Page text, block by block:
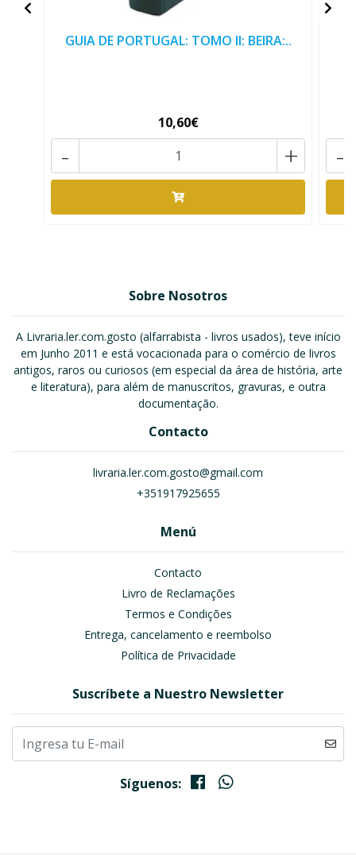
GUIA DE PORTUGAL: TOMO II: BEIRA:..
10,60€
+
- -
Sobre Nosotros
A Livraria.ler.com.gosto (alfarrabista - livros usados), teve início
em Junho 2011 e está vocacionada para o comércio de livros
antigos, raros ou curiosos (em especial da área de história, arte
e literatura), para além de manuscritos, gravuras, e outra
documentação.
Contacto
livraria.ler.com.gosto@gmail.com
+351917925655
Menú
Contacto
Livro de Reclamações
Termos e Condições
Entrega, cancelamento e reembolso
Política de Privacidade
Suscríbete a Nuestro Newsletter
Síguenos: